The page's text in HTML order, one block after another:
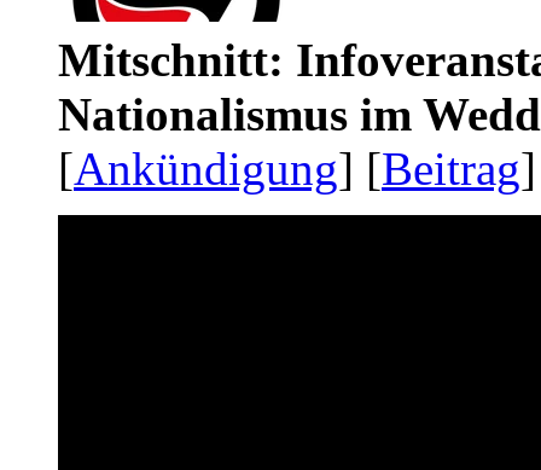
Mitschnitt:
Nationalismus im
[Ankündigung] [Beitrag